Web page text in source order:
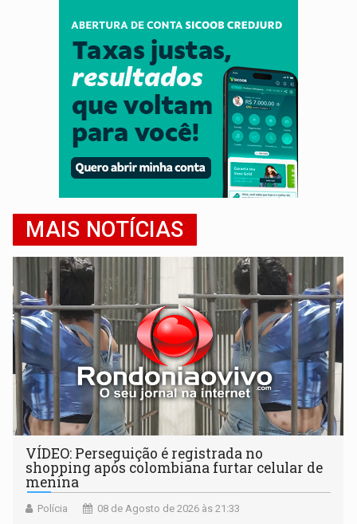
MAIS NOTÍCIAS
VÍDEO: Perseguição é registrada no
shopping após colombiana furtar celular de
menina
Polícia 08 de Agosto de 2026 às 21:33